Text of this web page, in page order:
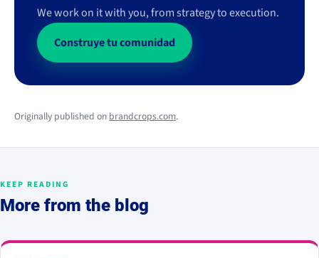
We work on it with you, from strategy to execution.
Construye tu comunidad
Originally published on brandcrops.com.
KEEP READING
More from the blog